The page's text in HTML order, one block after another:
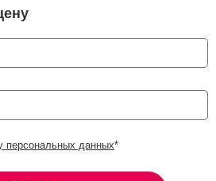
персональных данных*